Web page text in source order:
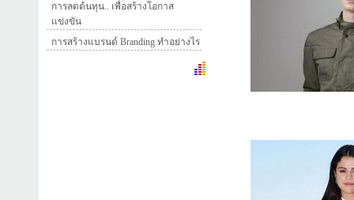
การลดต้นทุน.. เพื่อสร้างโอกาส
แข่งขัน
การสร้างแบรนด์ Branding ทำอย่างไร